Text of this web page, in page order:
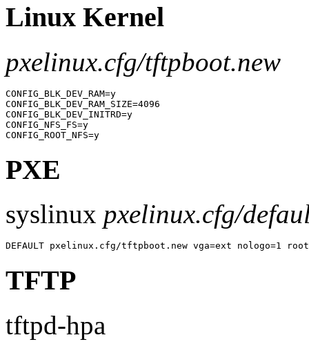
Linux Kernel
pxelinux.cfg/tftpboot.new
CONFIG_BLK_DEV_RAM=y
CONFIG_BLK_DEV_RAM_SIZE=4096
CONFIG_BLK_DEV_INITRD=y
CONFIG_NFS_FS=y
PXE
syslinux pxelinux.cfg/
TFTP
tftpd-hpa